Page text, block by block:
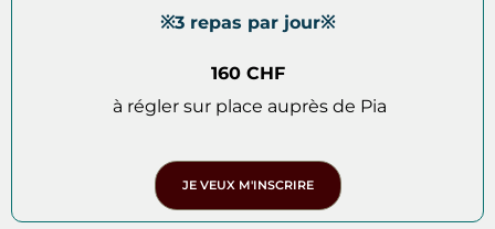
※3 repas par jour※
160 CHF
à régler sur place auprès de Pia
JE VEUX M'INSCRIRE